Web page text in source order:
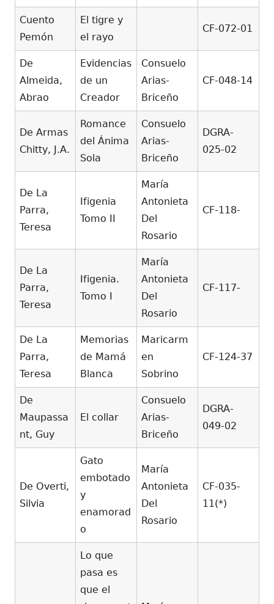
Cuento
Pemón
El tigre y
el rayo
CF-072-01
De
Almeida,
Abrao
Evidencias
de un
Creador
Consuelo
Arias-
Briceño
CF-048-14
De Armas
Chitty, J.A.
Romance
del Ánima
Sola
Consuelo
Arias-
Briceño
DGRA-
025-02
De La
Parra,
Teresa
Ifigenia
Tomo II
María
Antonieta
Del
Rosario
CF-118-
De La
Parra,
Teresa
Ifigenia.
Tomo I
María
Antonieta
Del
Rosario
CF-117-
De La
Parra,
Teresa
Memorias
de Mamá
Blanca
Maricarm
en
Sobrino
CF-124-37
De
Maupassa
nt, Guy
El collar
Consuelo
Arias-
Briceño
DGRA-
049-02
De Overti,
Silvia
Gato
embotado
y
enamorad
o
María
Antonieta
Del
Rosario
CF-035-
11(*)
Lo que
pasa es
que el